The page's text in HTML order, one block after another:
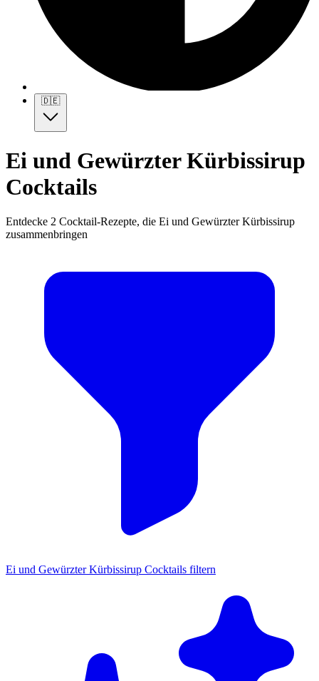
🇩🇪
Ei und Gewürzter Kürbissirup
Cocktails
Entdecke 2 Cocktail-Rezepte, die Ei und Gewürzter Kürbissirup
zusammenbringen
Ei und Gewürzter Kürbissirup Cocktails filtern